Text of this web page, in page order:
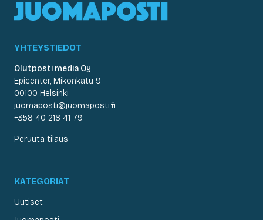
YHTEYSTIEDOT
Olutposti media Oy
Epicenter, Mikonkatu 9
00100 Helsinki
juomaposti@juomaposti.fi
+358 40 218 41 79
Peruuta tilaus
KATEGORIAT
Uutiset